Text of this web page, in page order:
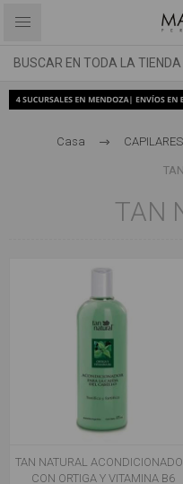
Casa CAPILARES
TAN
TAN NATURAL
CON ORTIGA Y VITAMINA B6​